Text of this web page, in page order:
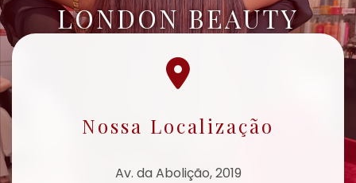
LONDON BEAUTY
Nossa Localização
Av. da Abolição, 2019